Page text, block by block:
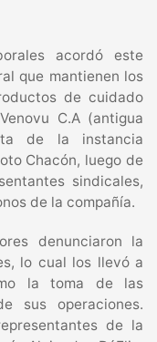
acordó este
que mantienen los
de cuidado
C.A (antigua
de la instancia
Chacón, luego de
sindicales,
de la compañía.
denunciaron la
lo cual los llevó a
la toma de las
sus operaciones.
de la